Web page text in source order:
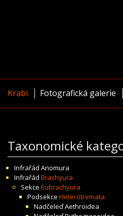
Krabi Fotografická galerie
Taxonomické
Infrařád Anomura
Infrařád Brachyura
Sekce Eubrachyura
Podsekce Heterotremata
NadčeleďAethroidea